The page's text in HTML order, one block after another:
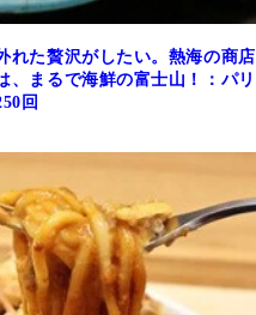
れた贅沢がしたい。熱海の商店
、まるで海鮮の富士山！：パリ
回